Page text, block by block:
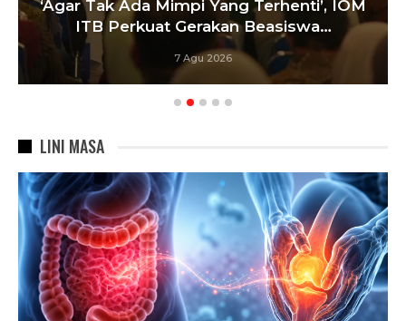
‘Agar Tak Ada Mimpi Yang Terhenti’, IOM
ITB Perkuat Gerakan Beasiswa…
7 Agu 2026
LINI MASA